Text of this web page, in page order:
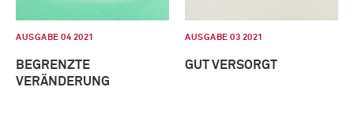
AUSGABE 04 2021
BEGRENZTE
VERÄNDERUNG
AUSGABE 03 2021
GUT VERSORGT